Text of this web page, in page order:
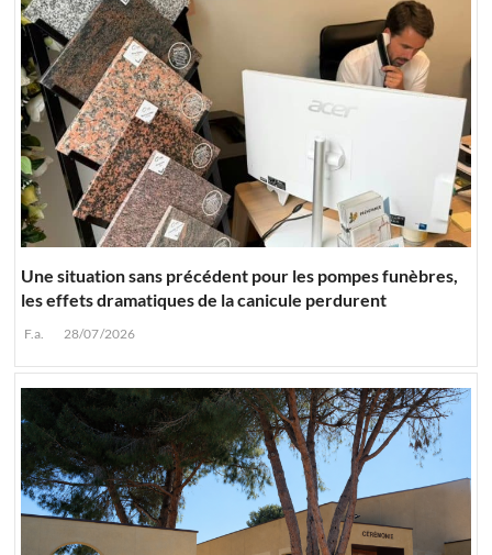
Une situation sans précédent pour les pompes funèbres,
les effets dramatiques de la canicule perdurent
F.a. 28/07/2026